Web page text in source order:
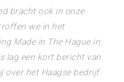
bracht ook in onze
we in het
Made in The Hague in
lag een kort bericht van
over het Haagse bedrijf